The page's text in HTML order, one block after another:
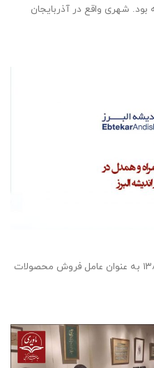
بود. شهری واقع در آذربایجان
شركت ابتكار اندیشه البرز در سال ١٣٨٨ به عنوان عامل فروش محصولات